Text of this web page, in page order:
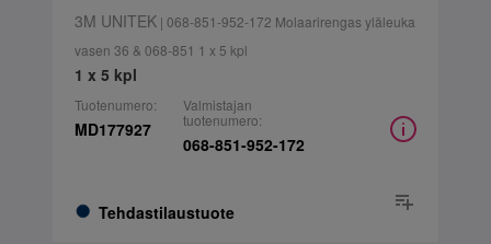
3M UNITEK| 068-851-952-172 Molaarirengas yläleuka
vasen 36 & 068-851 1 x 5 kpl
1 x 5 kpl
Tuotenumero:
MD177927
Tehdastilaustuote
Valmistajan
tuotenumero:
068-851-952-172